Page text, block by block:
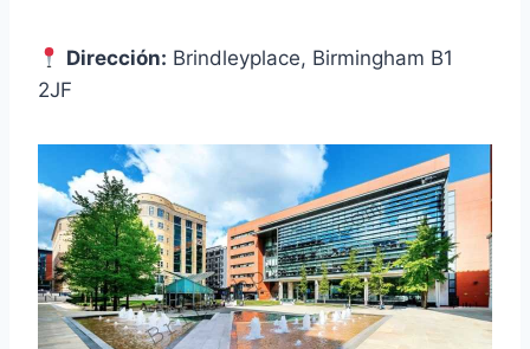
Dirección: Brindleyplace, Birmingham B1
2JF